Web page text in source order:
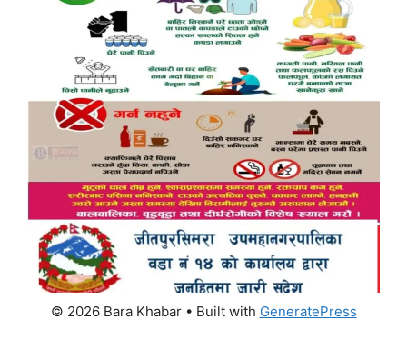
© 2026 Bara Khabar• Built with GeneratePress